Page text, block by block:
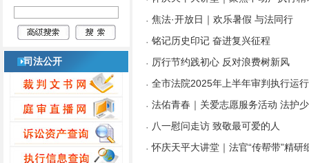
司法公开
· 焦法·开放日｜欢乐暑假 与法同行
· 铭记历史印记 奋进复兴征程
· 厉行节约践初心 反对浪费树新风
· 全市法院2025年上半年审判执行运
· 法佑青春｜关爱志愿服务活动 法护
· 八一慰问走访 致敬最可爱的人
· 怀庆天平大讲堂｜法官“传帮带”精研